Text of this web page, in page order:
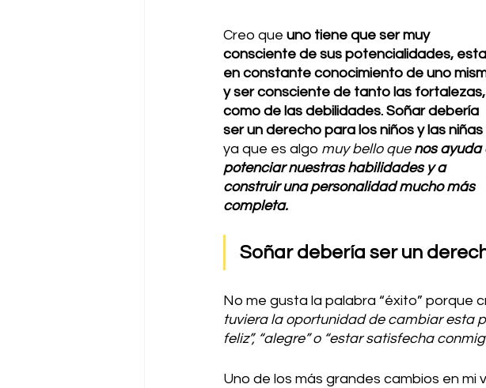
Creo que uno tiene que ser muy
consciente de sus potencialidades,
en constante conocimiento de uno
y ser consciente de tanto las fortalezas,
como de las debilidades. Soñar debería
ser un derecho para los niños y las niñas
ya que es algo muy bello que nos ayuda
potenciar nuestras habilidades y a
construir una personalidad mucho más
completa.
Soñar debería ser un
No me gusta la palabra “éxito” porque
tuviera la oportunidad de cambiar esta
feliz”, “alegre” o “estar satisfecha
Uno de los más grandes cambios en